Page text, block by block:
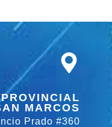
MARCOS
Prado #360